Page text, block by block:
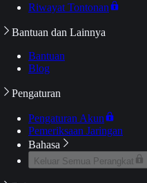
Riwayat Tontonan
Bantuan dan Lainnya
Bantuan
Blog
Pengaturan
Pengaturan Akun
Pemeriksaan Jaringan
Bahasa
Keluar Semua Perangkat